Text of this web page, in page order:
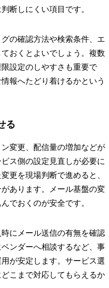
断しにくい項目です。
の確認方法や検索条件、エ
おくとよいでしょう。複数
設定のしやすさも重要で
報へたどり着けるかという
る
変更、配信量の増加などが
ス側の設定見直しが必要に
更を現場判断で進めると、
あります。メール基盤の変
でおくのが安全です。
にメール送信の有無を確認
ンダーへ相談するなど、事
が安定します。サービス選
こまで対応してもらえるか